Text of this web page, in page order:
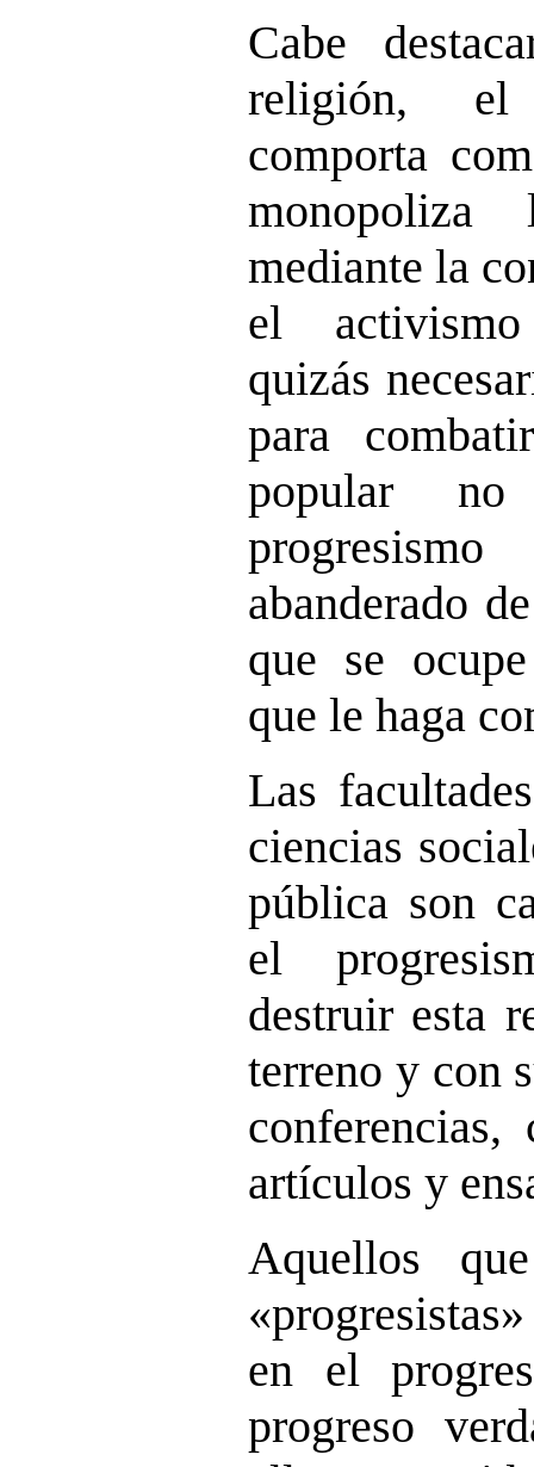
Cabe
religión, el
comporta
mediante la
el
quizás
para
popular
abanderado
que se
que le haga
Las
ciencias
pública son
el
destruir esta
terreno y con
conferencias,
artículos y
Aquellos
en el
progreso